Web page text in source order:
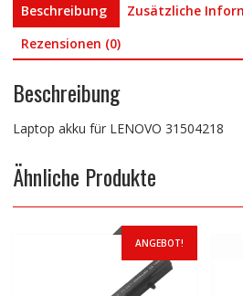
Beschreibung
Zusätzliche
Rezensionen (0)
Beschreibung
Laptop akku für LENOVO 31504218
Ähnliche Produkte
ANGEBOT!